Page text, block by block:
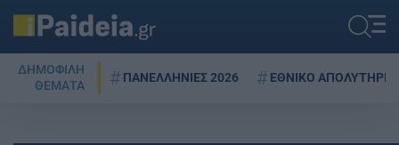
ΔΗΜΟΦΙΛΗ
ΘΕΜΑΤΑ
ΠΑΝΕΛΛΗΝΙΕΣ 2026 ΕΘΝΙΚΟ ΑΠΟΛΥΤΗΡΙΟ